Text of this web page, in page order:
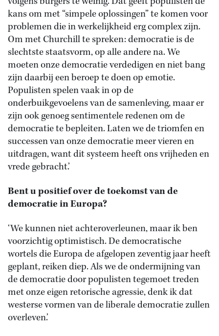
kans om met “simpele oplossingen” te komen voor
problemen die in werkelijkheid erg complex zijn.
Om met Churchill te spreken: democratie is de
slechtste staatsvorm, op alle andere na. We
moeten onze democratie verdedigen en niet bang
zijn daarbij een beroep te doen op emotie.
Populisten spelen vaak in op de
onderbuikgevoelens van de samenleving, maar er
zijn ook genoeg sentimentele redenen om de
democratie te bepleiten. Laten we de triomfen en
successen van onze democratie meer vieren en
uitdragen, want dit systeem heeft ons vrijheden en
vrede gebracht.’
Bent u positief over de toekomst van de
democratie in Europa?
‘We kunnen niet achteroverleunen, maar ik ben
voorzichtig optimistisch. De democratische
wortels die Europa de afgelopen zeventig jaar heeft
geplant, reiken diep. Als we de ondermijning van
de democratie door populisten tegemoet treden
met onze eigen retorische agressie, denk ik dat
westerse vormen van de liberale democratie zullen
overleven.’